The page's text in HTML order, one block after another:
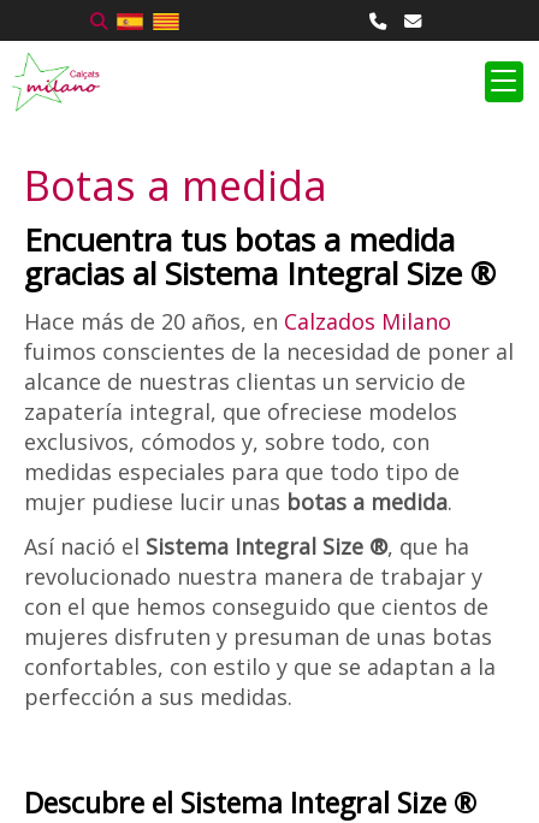
Botas a medida
Encuentra tus botas a medida
gracias al Sistema Integral Size ®
Hace más de 20 años, en Calzados Milano
fuimos conscientes de la necesidad de poner al
alcance de nuestras clientas un servicio de
zapatería integral, que ofreciese modelos
exclusivos, cómodos y, sobre todo, con
medidas especiales para que todo tipo de
mujer pudiese lucir unas botas a medida.
Así nació el Sistema Integral Size ®, que ha
revolucionado nuestra manera de trabajar y
con el que hemos conseguido que cientos de
mujeres disfruten y presuman de unas botas
confortables, con estilo y que se adaptan a la
perfección a sus medidas.
Descubre el Sistema Integral Size ®